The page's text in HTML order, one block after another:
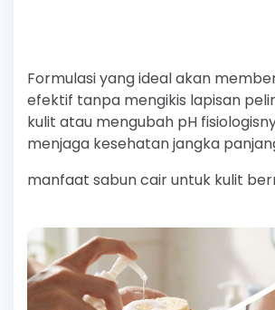
Formulasi yang ideal akan
efektif tanpa mengikis lapisan
kulit atau mengubah pH
menjaga kesehatan jangka
manfaat sabun cair untuk kulit